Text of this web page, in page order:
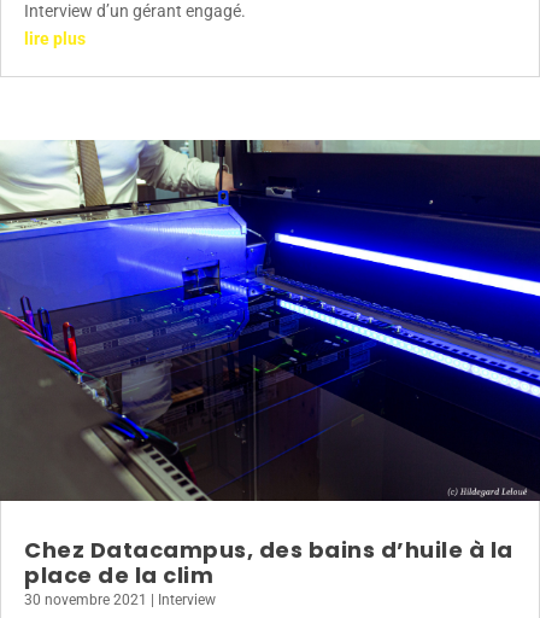
Interview d’un gérant engagé.
lire plus
Chez Datacampus, des bains d’huile à la
place de la clim
30 novembre 2021 | Interview